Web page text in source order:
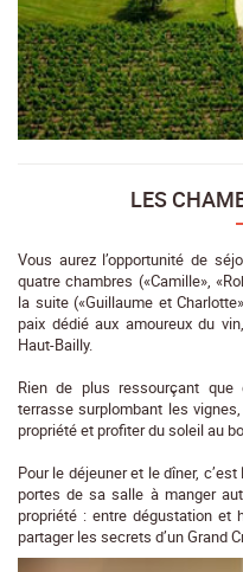
LES
Vous aurez l’opportunité de
quatre chambres («Camille»,
la suite («Guillaume et
paix dédié aux amoureux du
Haut-Bailly.
Rien de plus ressourçant
terrasse surplombant les
propriété et profiter du soleil au
Pour le déjeuner et le dîner,
portes de sa salle à manger
propriété : entre dégustation et
partager les secrets d’un Grand